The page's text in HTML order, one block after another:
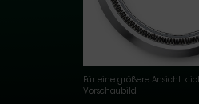
Für eine größere Ansicht
Vorschaubild